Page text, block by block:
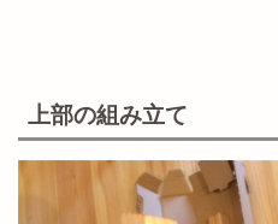
上部の組み立て